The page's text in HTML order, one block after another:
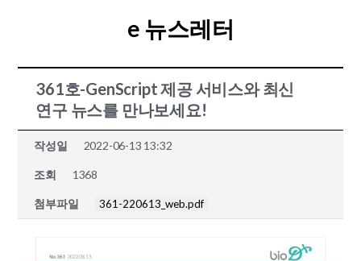
e 뉴스레터
361호-GenScript 제공 서비스와 최신
연구 뉴스를 만나보세요!
작성일 2022-06-13 13:32
조회 1368
첨부파일 361-220613_web.pdf